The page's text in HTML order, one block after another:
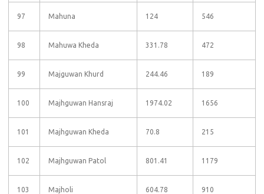
97 Mahuna 124 546
98 Mahuwa Kheda 331.78 472
99 Majguwan Khurd 244.46 189
100 Majhguwan Hansraj 1974.02 1656
101 Majhguwan Kheda 70.8 215
102 Majhguwan Patol 801.41 1179
103 Majholi 604.78 910